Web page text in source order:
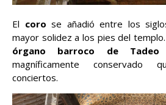
El coro se añadió entre los
mayor solidez a los pies del
órgano barroco de Tadeo
magníficamente conservado
conciertos.